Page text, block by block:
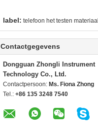
label: telefoon het testen materiaal
Contactgegevens
Dongguan Zhongli Instrument
Technology Co., Ltd.
Contactpersoon: Ms. Fiona Zhong
Tel.: +86 135 3248 7540